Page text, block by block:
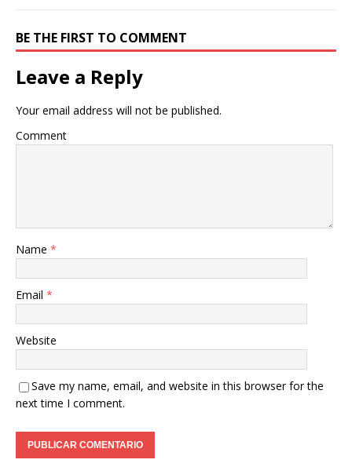
BE THE FIRST TO COMMENT
Leave a Reply
Your email address will not be published.
Comment
Name *
Email *
Website
Save my name, email, and website in this browser for the
next time I comment.